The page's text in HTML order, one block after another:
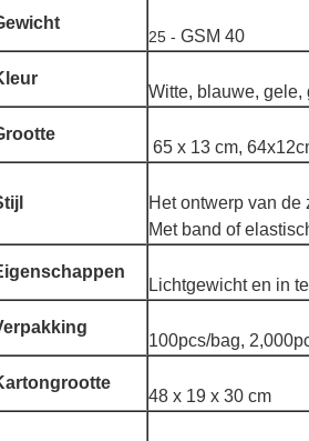
25 - GSM 40
Witte, blauwe, gele,
65 x 13 cm,
Het ontwerp van de
Met band of
Lichtgewicht en in
100pcs/bag,
48 x 19 x 30 cm